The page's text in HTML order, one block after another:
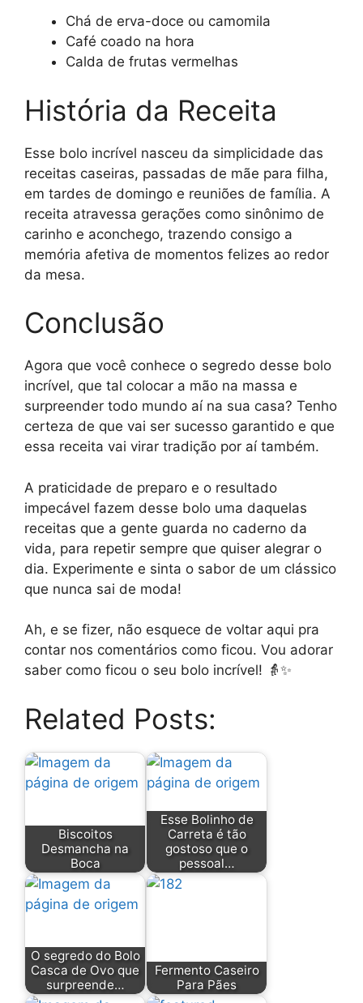
Chá de erva-doce ou camomila
Café coado na hora
Calda de frutas vermelhas
História da Receita
Esse bolo incrível nasceu da simplicidade das
receitas caseiras, passadas de mãe para filha,
em tardes de domingo e reuniões de família. A
receita atravessa gerações como sinônimo de
carinho e aconchego, trazendo consigo a
memória afetiva de momentos felizes ao redor
da mesa.
Conclusão
Agora que você conhece o segredo desse bolo
incrível, que tal colocar a mão na massa e
surpreender todo mundo aí na sua casa? Tenho
certeza de que vai ser sucesso garantido e que
essa receita vai virar tradição por aí também.
A praticidade de preparo e o resultado
impecável fazem desse bolo uma daquelas
receitas que a gente guarda no caderno da
vida, para repetir sempre que quiser alegrar o
dia. Experimente e sinta o sabor de um clássico
que nunca sai de moda!
Ah, e se fizer, não esquece de voltar aqui pra
contar nos comentários como ficou. Vou adorar
saber como ficou o seu bolo incrível! 👵✨
Related Posts:
Biscoitos
Desmancha na
Boca
Esse Bolinho de
Carreta é tão
gostoso que o
pessoal…
O segredo do Bolo
Casca de Ovo que
surpreende…
Fermento Caseiro
Para Pães